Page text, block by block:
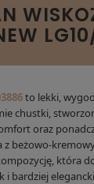
to lekki,
chustki,
oraz
z beżowo-
która
i bardziej